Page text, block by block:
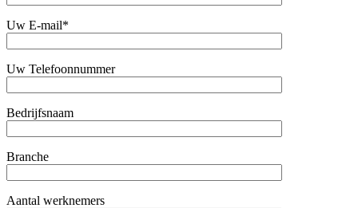
Uw E-mail*
Uw Telefoonnummer
Bedrijfsnaam
Branche
Aantal werknemers